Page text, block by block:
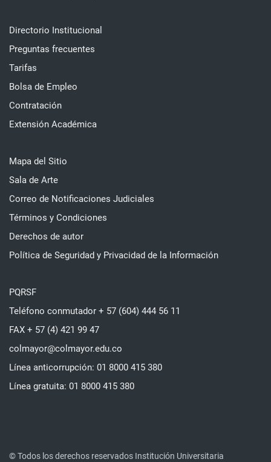
Directorio Institucional
Preguntas frecuentes
Tarifas
Bolsa de Empleo
Contratación
Extensión Académica
Mapa del Sitio
Sala de Arte
Correo de Notificaciones Judiciales
Términos y Condiciones
Derechos de autor
Política de Seguridad y Privacidad de la Información
PQRSF
Teléfono conmutador + 57 (604) 444 56 11
FAX + 57 (4) 421 99 47
colmayor@colmayor.edu.co
Línea anticorrupción: 01 8000 415 380
Línea gratuita: 01 8000 415 380
© Todos los derechos reservados Institución Universitaria